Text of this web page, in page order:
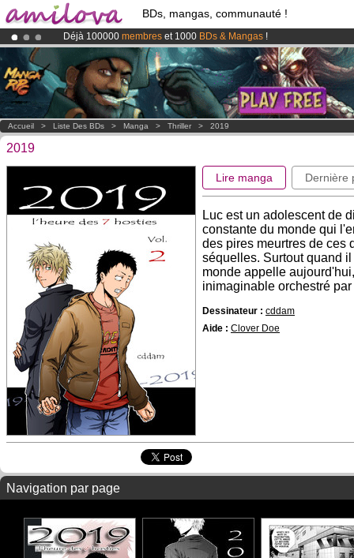
BDs, mangas, communauté !
Déjà 100000 membres et 1000 BDs & Mangas !
Abonnement premium: à partir de3.95 eurospar mois !Clique ici
LeKickstarter Amilova est désormais lancé
Accueil > Liste Des BDs > Manga > Thriller > 2019
2019
Lire manga Dernière
Luc est un adolescent de
constante du monde qui
des pires meurtres de ces
séquelles. Surtout quand
monde appelle
inimaginable orchestré
Dessinateur : cddam
Aide : Clover Doe
Navigation par page